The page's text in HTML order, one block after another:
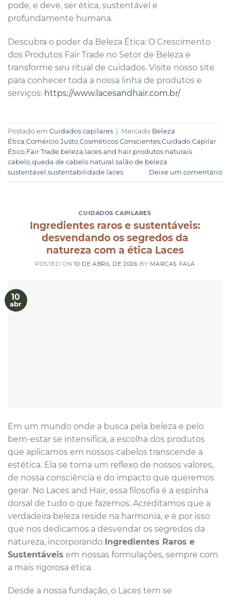
pode, e deve, ser ética, sustentável e
profundamente humana.
Descubra o poder da Beleza Ética: O Crescimento
dos Produtos Fair Trade no Setor de Beleza e
transforme seu ritual de cuidados. Visite nosso site
para conhecer toda a nossa linha de produtos e
serviços: https://www.lacesandhair.com.br/
Postado em Cuidados capilares Marcado Beleza
Ética,Comércio Justo,Cosméticos Conscientes,Cuidado Capilar
Ético,Fair Trade beleza, laces and hair,produtos naturais
cabelo,queda de cabelo natural ,salão de beleza
sustentável ,sustentabilidade laces Deixe um comentário
CUIDADOS CAPILARES
Ingredientes raros e sustentáveis:
desvendando os segredos da
natureza com a ética Laces
POSTED ON 10 DE ABRIL DE 2026 BY MARCAS FALA
10
abr
Em um mundo onde a busca pela beleza e pelo
bem-estar se intensifica, a escolha dos produtos
que aplicamos em nossos cabelos transcende a
estética. Ela se torna um reflexo de nossos valores,
de nossa consciência e do impacto que queremos
gerar. No Laces and Hair, essa filosofia é a espinha
dorsal de tudo o que fazemos. Acreditamos que a
verdadeira beleza reside na harmonia, e é por isso
que nos dedicamos a desvendar os segredos da
natureza, incorporando Ingredientes Raros e
Sustentáveis em nossas formulações, sempre com
a mais rigorosa ética.
Desde a nossa fundação, o Laces tem se